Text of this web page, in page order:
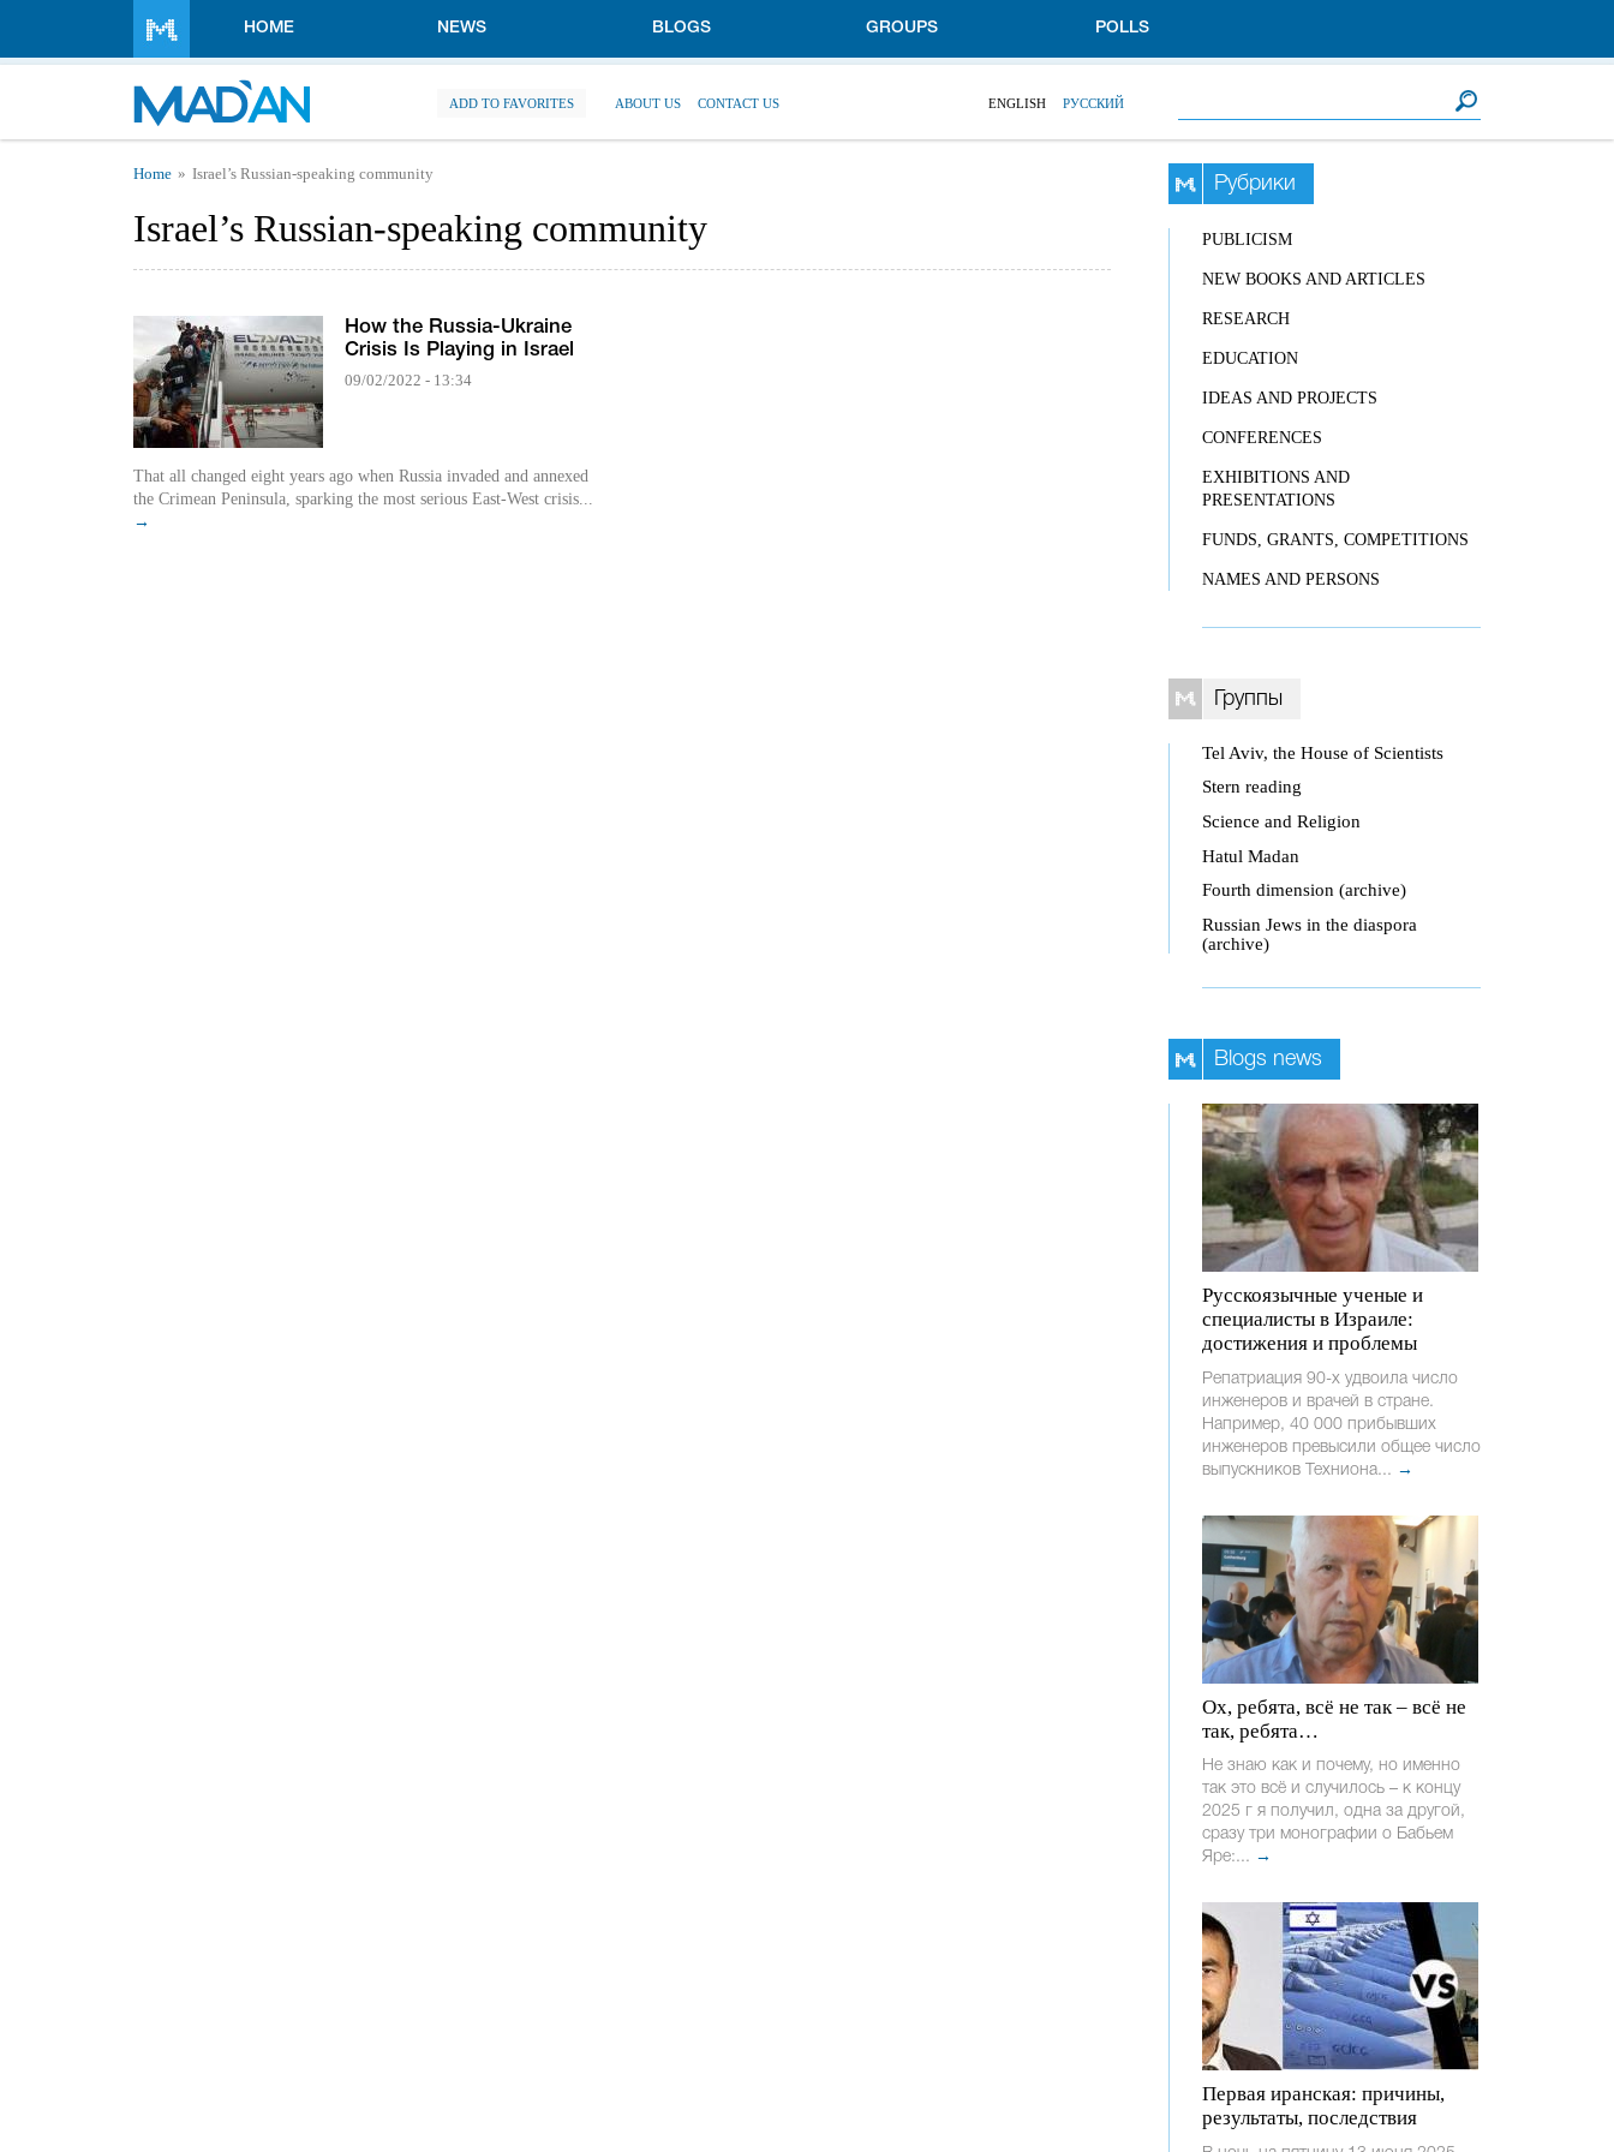
HOME NEWS BLOGS GROUPS POLLS
ADD TO FAVORITES ABOUT US CONTACT US ENGLISH РУССКИЙ
You are here
Home Israel’s Russian-speaking community
Israel’s Russian-speaking community
How the Russia-Ukraine
Crisis Is Playing in Israel
09/02/2022 - 13:34
That all changed eight years ago when Russia invaded and annexed
the Crimean Peninsula, sparking the most serious East-West crisis...
→
Рубрики
PUBLICISM
NEW BOOKS AND ARTICLES
RESEARCH
EDUCATION
IDEAS AND PROJECTS
CONFERENCES
EXHIBITIONS AND
PRESENTATIONS
FUNDS, GRANTS, COMPETITIONS
NAMES AND PERSONS
Группы
Tel Aviv, the House of Scientists
Stern reading
Science and Religion
Hatul Madan
Fourth dimension (archive)
Russian Jews in the diaspora
(archive)
Blogs news
Русскоязычные ученые и
специалисты в Израиле:
достижения и проблемы
Репатриация 90-х удвоила число
инженеров и врачей в стране.
Например, 40 000 прибывших
инженеров превысили общее число
выпускников Техниона... →
Ох, ребята, всё не так – всё не
так, ребята…
Не знаю как и почему, но именно
так это всё и случилось – к концу
2025 г я получил, одна за другой,
сразу три монографии о Бабьем
Яре:... →
Первая иранская: причины,
результаты, последствия